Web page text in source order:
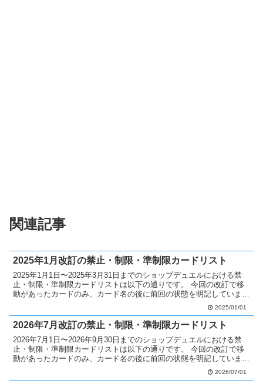
関連記事
2025年1月改訂の禁止・制限・準制限カードリスト
2025年1月1日〜2025年3月31日までのショップデュエルにおける禁
止・制限・準制限カードリストは以下の通りです。 今回の改訂で移
動があったカードのみ、カード名の後に前回の状態を明記していま
2025/01/01
2026年7月改訂の禁止・制限・準制限カードリスト
2026年7月1日〜2026年9月30日までのショップデュエルにおける禁
止・制限・準制限カードリストは以下の通りです。 今回の改訂で移
動があったカードのみ、カード名の後に前回の状態を明記していま
2026/07/01